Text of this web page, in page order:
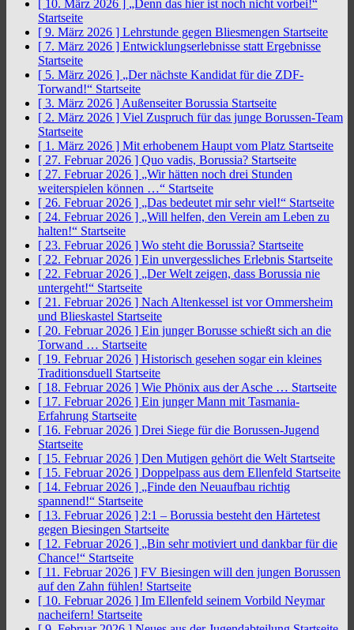
[ 10. März 2026 ] „Denn das hier ist noch nicht vorbei!“
Startseite
[ 9. März 2026 ] Lehrstunde gegen Bliesmengen Startseite
[ 7. März 2026 ] Entwicklungserlebnisse statt Ergebnisse
Startseite
[ 5. März 2026 ] „Der nächste Kandidat für die ZDF-
Torwand!“ Startseite
[ 3. März 2026 ] Außenseiter Borussia Startseite
[ 2. März 2026 ] Viel Zuspruch für das junge Borussen-Team
Startseite
[ 1. März 2026 ] Mit erhobenem Haupt vom Platz Startseite
[ 27. Februar 2026 ] Quo vadis, Borussia? Startseite
[ 27. Februar 2026 ] „Wir hätten noch drei Stunden
weiterspielen können …“ Startseite
[ 26. Februar 2026 ] „Das bedeutet mir sehr viel!“ Startseite
[ 24. Februar 2026 ] „Will helfen, den Verein am Leben zu
halten!“ Startseite
[ 23. Februar 2026 ] Wo steht die Borussia? Startseite
[ 22. Februar 2026 ] Ein unvergessliches Erlebnis Startseite
[ 22. Februar 2026 ] „Der Welt zeigen, dass Borussia nie
untergeht!“ Startseite
[ 21. Februar 2026 ] Nach Altenkessel ist vor Ommersheim
und Blieskastel Startseite
[ 20. Februar 2026 ] Ein junger Borusse schießt sich an die
Torwand … Startseite
[ 19. Februar 2026 ] Historisch gesehen sogar ein kleines
Traditionsduell Startseite
[ 18. Februar 2026 ] Wie Phönix aus der Asche … Startseite
[ 17. Februar 2026 ] Ein junger Mann mit Tasmania-
Erfahrung Startseite
[ 16. Februar 2026 ] Drei Siege für die Borussen-Jugend
Startseite
[ 15. Februar 2026 ] Den Mutigen gehört die Welt Startseite
[ 15. Februar 2026 ] Doppelpass aus dem Ellenfeld Startseite
[ 14. Februar 2026 ] „Finde den Neuaufbau richtig
spannend!“ Startseite
[ 13. Februar 2026 ] 2:1 – Borussia besteht den Härtetest
gegen Biesingen Startseite
[ 12. Februar 2026 ] „Bin sehr motiviert und dankbar für die
Chance!“ Startseite
[ 11. Februar 2026 ] FV Biesingen will den jungen Borussen
auf den Zahn fühlen! Startseite
[ 10. Februar 2026 ] Im Ellenfeld seinem Vorbild Neymar
nacheifern! Startseite